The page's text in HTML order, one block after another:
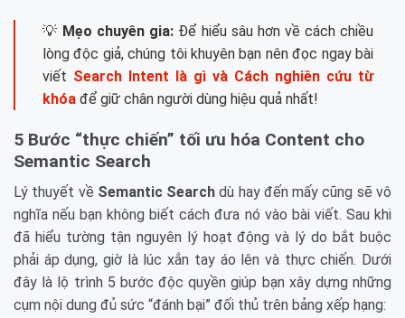
💡 Mẹo chuyên gia: Để hiểu sâu hơn về cách chiều
lòng độc giả, chúng tôi khuyên bạn nên đọc ngay bài
viết Search Intent là gì và Cách nghiên cứu từ
khóa để giữ chân người dùng hiệu quả nhất!
5 Bước “thực chiến” tối ưu hóa Content cho
Semantic Search
Lý thuyết về Semantic Search dù hay đến mấy cũng sẽ vô
nghĩa nếu bạn không biết cách đưa nó vào bài viết. Sau khi
đã hiểu tường tận nguyên lý hoạt động và lý do bắt buộc
phải áp dụng, giờ là lúc xắn tay áo lên và thực chiến. Dưới
đây là lộ trình 5 bước độc quyền giúp bạn xây dựng những
cụm nội dung đủ sức “đánh bại” đối thủ trên bảng xếp hạng: